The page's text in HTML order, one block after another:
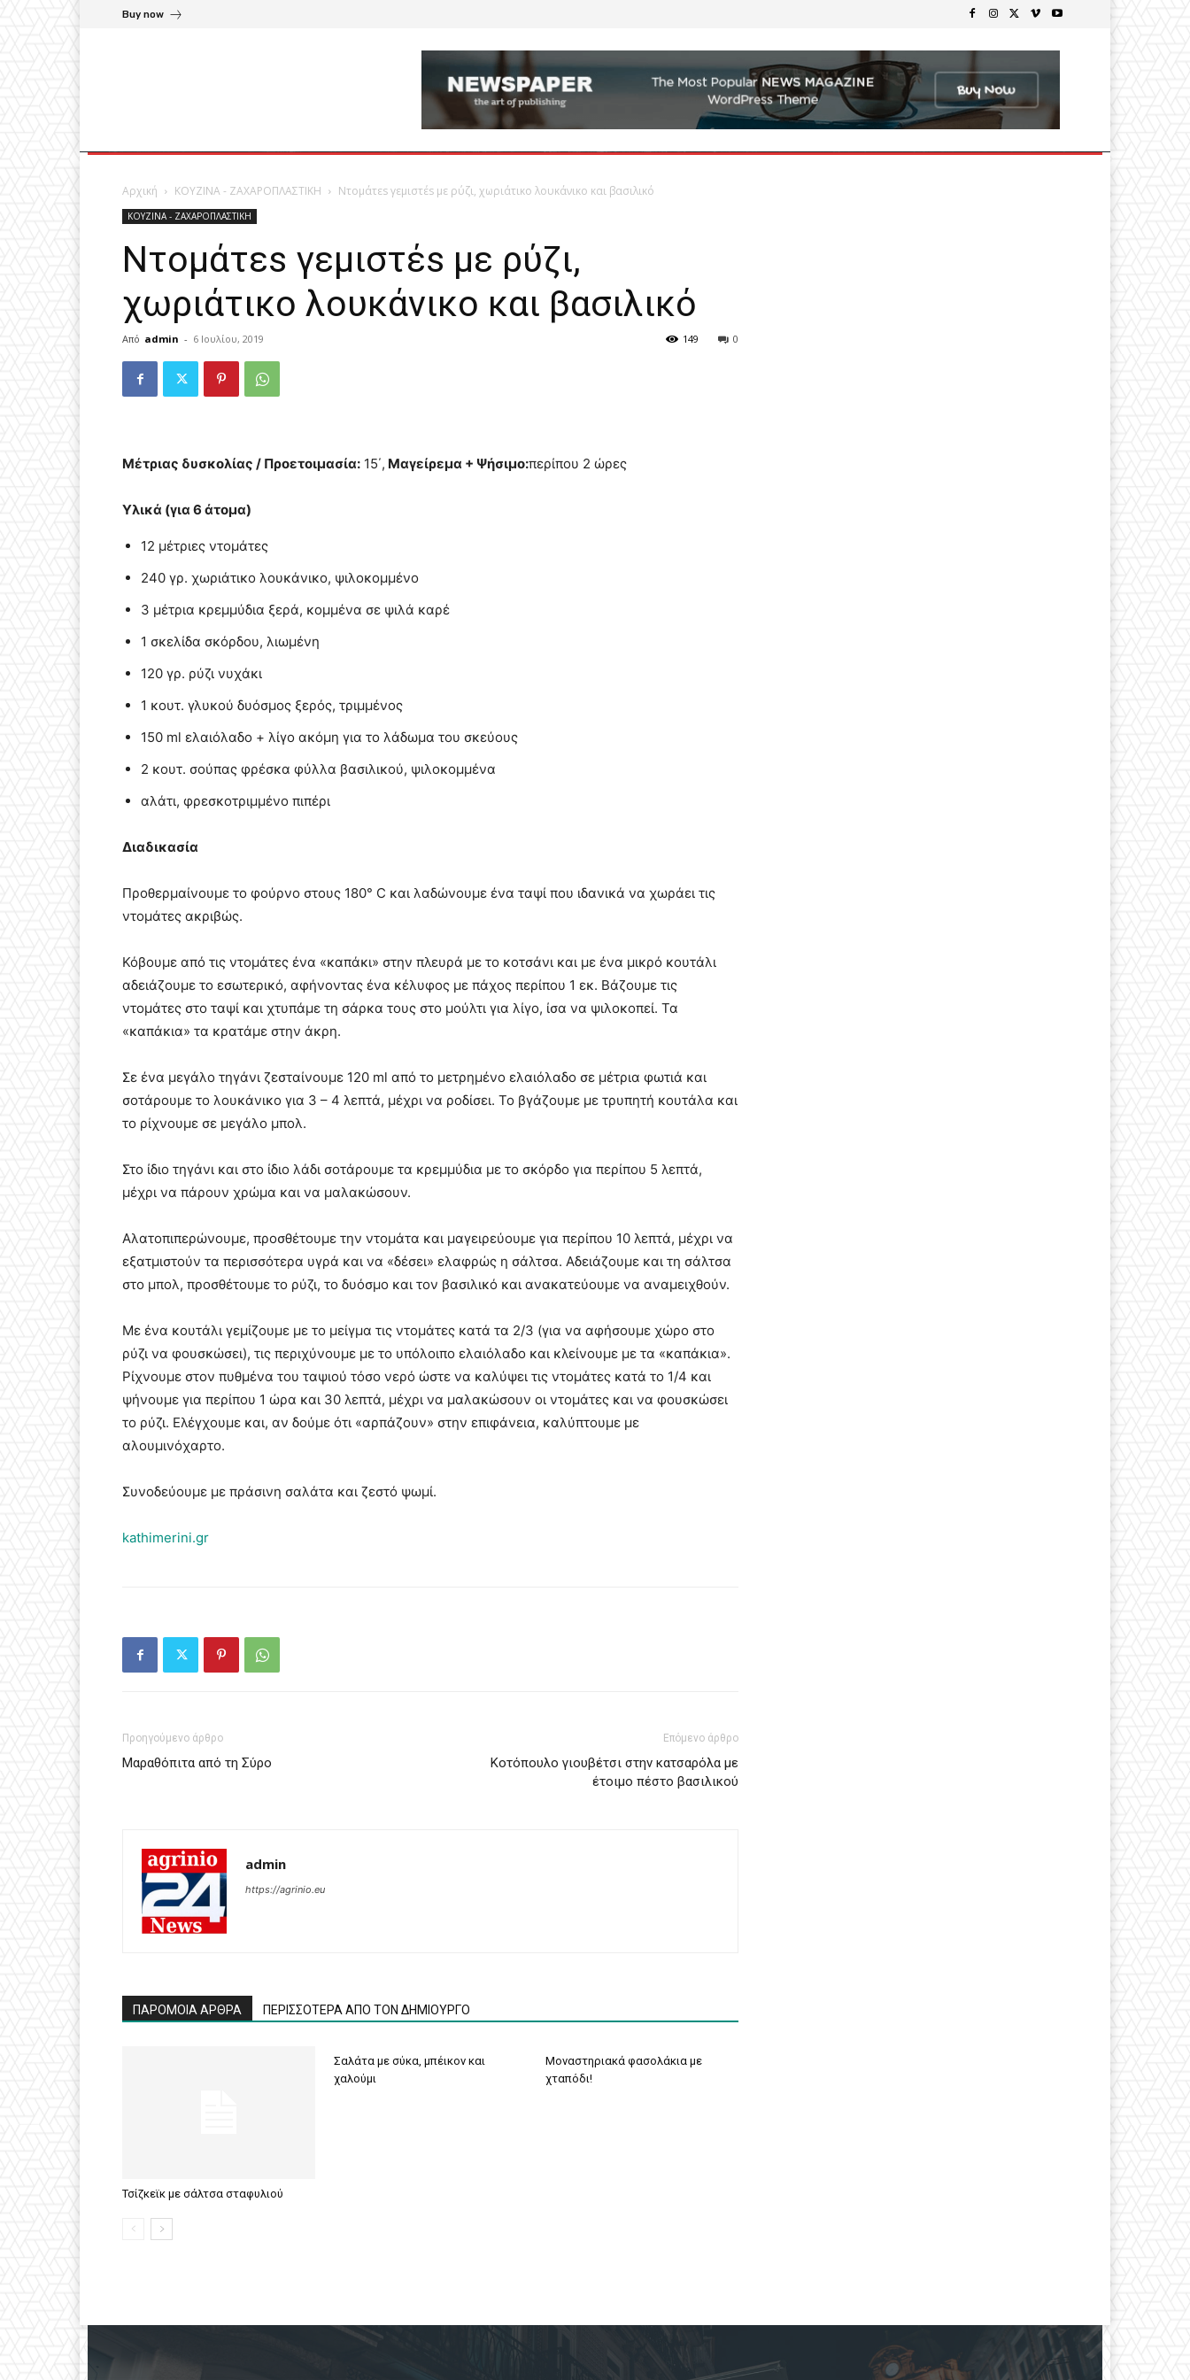
Buy now
Αρχική ΚΟΥΖΙΝΑ - ΖΑΧΑΡΟΠΛΑΣΤΙΚΗ Ντομάτεs γεμιστέs με ρύζι, χωριάτικο λουκάνικο και βασιλικό
ΚΟΥΖΙΝΑ - ΖΑΧΑΡΟΠΛΑΣΤΙΚΗ
Ντομάτεs γεμιστέs με ρύζι,
χωριάτικο λουκάνικο και βασιλικό
Από admin - 6 Ιουλίου, 2019 0
149
Μέτριας δυσκολίας / Προετοιμασία: 15΄, Μαγείρεμα + Ψήσιμο:περίπου 2 ώρες
Υλικά (για 6 άτομα)
12 μέτριες ντομάτες
240 γρ. χωριάτικο λουκάνικο, ψιλοκομμένο
3 μέτρια κρεμμύδια ξερά, κομμένα σε ψιλά καρέ
1 σκελίδα σκόρδου, λιωμένη
120 γρ. ρύζι νυχάκι
1 κουτ. γλυκού δυόσμος ξερός, τριμμένος
150 ml ελαιόλαδο + λίγο ακόμη για το λάδωμα του σκεύους
2 κουτ. σούπας φρέσκα φύλλα βασιλικού, ψιλοκομμένα
αλάτι, φρεσκοτριμμένο πιπέρι
Διαδικασία
Προθερμαίνουμε το φούρνο στους 180° C και λαδώνουμε ένα ταψί που ιδανικά να χωράει τις
ντομάτες ακριβώς.
Κόβουμε από τις ντομάτες ένα «καπάκι» στην πλευρά με το κοτσάνι και με ένα μικρό κουτάλι
αδειάζουμε το εσωτερικό, αφήνοντας ένα κέλυφος με πάχος περίπου 1 εκ. Βάζουμε τις
ντομάτες στο ταψί και χτυπάμε τη σάρκα τους στο μούλτι για λίγο, ίσα να ψιλοκοπεί. Τα
«καπάκια» τα κρατάμε στην άκρη.
Σε ένα μεγάλο τηγάνι ζεσταίνουμε 120 ml από το μετρημένο ελαιόλαδο σε μέτρια φωτιά και
σοτάρουμε το λουκάνικο για 3 – 4 λεπτά, μέχρι να ροδίσει. Το βγάζουμε με τρυπητή κουτάλα και
το ρίχνουμε σε μεγάλο μπολ.
Στο ίδιο τηγάνι και στο ίδιο λάδι σοτάρουμε τα κρεμμύδια με το σκόρδο για περίπου 5 λεπτά,
μέχρι να πάρουν χρώμα και να μαλακώσουν.
Αλατοπιπερώνουμε, προσθέτουμε την ντομάτα και μαγειρεύουμε για περίπου 10 λεπτά, μέχρι να
εξατμιστούν τα περισσότερα υγρά και να «δέσει» ελαφρώς η σάλτσα. Αδειάζουμε και τη σάλτσα
στο μπολ, προσθέτουμε το ρύζι, το δυόσμο και τον βασιλικό και ανακατεύουμε να αναμειχθούν.
Με ένα κουτάλι γεμίζουμε με το μείγμα τις ντομάτες κατά τα 2/3 (για να αφήσουμε χώρο στο
ρύζι να φουσκώσει), τις περιχύνουμε με το υπόλοιπο ελαιόλαδο και κλείνουμε με τα «καπάκια».
Ρίχνουμε στον πυθμένα του ταψιού τόσο νερό ώστε να καλύψει τις ντομάτες κατά το 1/4 και
ψήνουμε για περίπου 1 ώρα και 30 λεπτά, μέχρι να μαλακώσουν οι ντομάτες και να φουσκώσει
το ρύζι. Ελέγχουμε και, αν δούμε ότι «αρπάζουν» στην επιφάνεια, καλύπτουμε με
αλουμινόχαρτο.
Συνοδεύουμε με πράσινη σαλάτα και ζεστό ψωμί.
kathimerini.gr
Προηγούμενο άρθρο
Μαραθόπιτα από τη Σύρο
Επόμενο άρθρο
Κοτόπουλο γιουβέτσι στην κατσαρόλα με
έτοιμο πέστο βασιλικού
admin
https://agrinio.eu
ΠΑΡΟΜΟΙΑ ΑΡΘΡΑ ΠΕΡΙΣΣΟΤΕΡΑ ΑΠΟ ΤΟΝ ΔΗΜΙΟΥΡΓΟ
Τσίζκεϊκ με σάλτσα σταφυλιού
Σαλάτα με σύκα, μπέικον και
χαλούμι
Μοναστηριακά φασολάκια με
χταπόδι!